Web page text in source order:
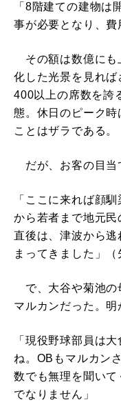
「8階建ての建物は
事が必要となり、費
その額は数億にも
化した光景を見れば
400以上の席数を誇
態。休日のピーク
ことはザラである。
だが、お客の目当
「ここに来れば顔
から若者まで地元
直後は、津波から
まってきました」（
で、大谷や菊池の
マルカンだった。明
「現役野球部員は
ね。OBもマルカン
数でも無理を聞い
でなりません」